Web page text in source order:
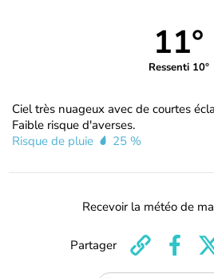
11°
Ressenti 10°
Ciel très nuageux avec de courtes
Faible risque d'averses.
Risque de pluie
25 %
Recevoir la météo de
Partager